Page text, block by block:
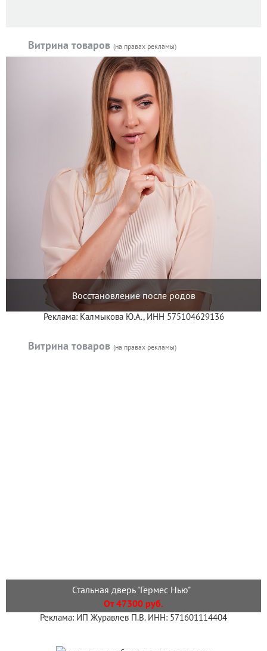
Витрина товаров (на правах рекламы)
Восстановление после родов
Реклама: Калмыкова Ю.А., ИНН 575104629136
Витрина товаров (на правах рекламы)
Стальная дверь "Гермес Нью"
От 47300 руб.
Реклама: ИП Журавлев П.В. ИНН: 571601114404